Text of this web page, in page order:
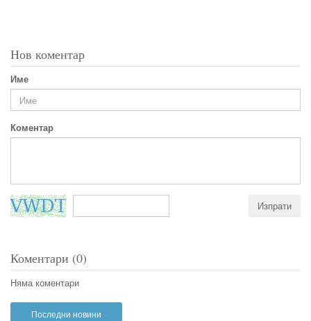
Нов коментар
Име
Коментар
Коментари (0)
Няма коментари
Последни новини